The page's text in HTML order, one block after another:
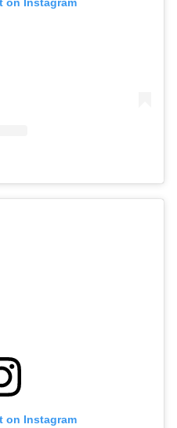
on Instagram
on Instagram